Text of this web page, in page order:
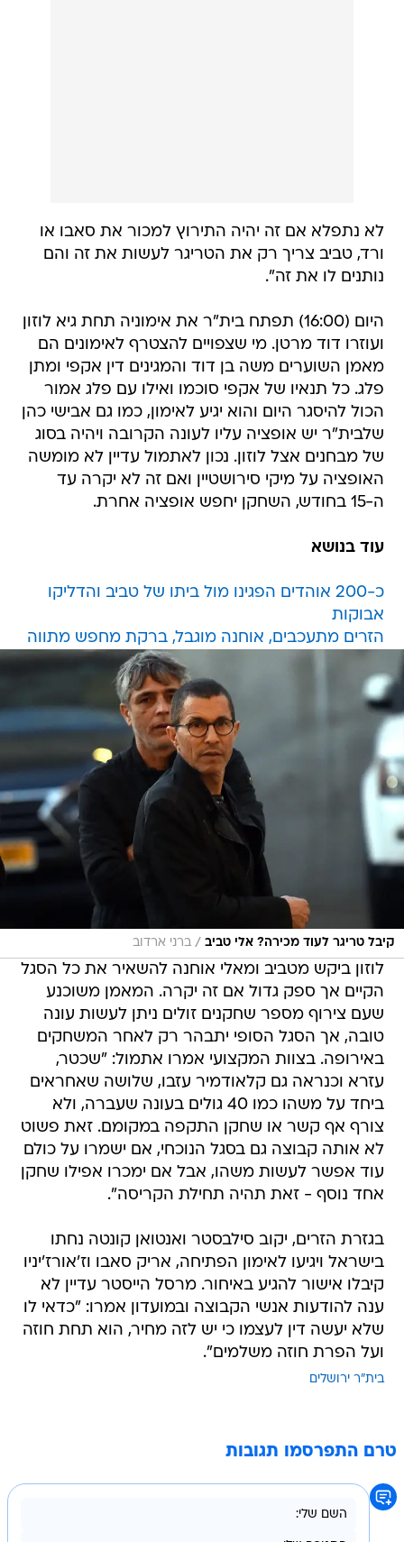
לא נתפלא אם זה יהיה התירוץ למכור את סאבו או
ורד, טביב צריך רק את הטריגר לעשות את זה והם
נותנים לו את זה".
היום (16:00) תפתח בית"ר את אימוניה תחת גיא לוזון
ועוזרו דוד מרטן. מי שצפויים להצטרף לאימונים הם
מאמן השוערים משה בן דוד והמגינים דין אקפי ומתן
פלג. כל תנאיו של אקפי סוכמו ואילו עם פלג אמור
הכול להיסגר היום והוא יגיע לאימון, כמו גם אבישי כהן
שלבית"ר יש אופציה עליו לעונה הקרובה ויהיה בסוג
של מבחנים אצל לוזון. נכון לאתמול עדיין לא מומשה
האופציה על מיקי סירושטיין ואם זה לא יקרה עד
ה-15 בחודש, השחקן יחפש אופציה אחרת.
עוד בנושא
כ-200 אוהדים הפגינו מול ביתו של טביב והדליקו
אבוקות
הזרים מתעכבים, אוחנה מוגבל, ברקת מחפש מתווה
קיבל טריגר לעוד מכירה? אלי טביב / ברני ארדוב
לוזון ביקש מטביב ומאלי אוחנה להשאיר את כל הסגל
הקיים אך ספק גדול אם זה יקרה. המאמן משוכנע
שעם צירוף מספר שחקנים זולים ניתן לעשות עונה
טובה, אך הסגל הסופי יתבהר רק לאחר המשחקים
באירופה. בצוות המקצועי אמרו אתמול: "שכטר,
עזרא וכנראה גם קלאודמיר עזבו, שלושה שאחראים
ביחד על משהו כמו 40 גולים בעונה שעברה, ולא
צורף אף קשר או שחקן התקפה במקומם. זאת פשוט
לא אותה קבוצה גם בסגל הנוכחי, אם ישמרו על כולם
עוד אפשר לעשות משהו, אבל אם ימכרו אפילו שחקן
אחד נוסף - זאת תהיה תחילת הקריסה".
בגזרת הזרים, יקוב סילבסטר ואנטואן קונטה נחתו
בישראל ויגיעו לאימון הפתיחה, אריק סאבו וז'אורז'יניו
קיבלו אישור להגיע באיחור. מרסל הייסטר עדיין לא
ענה להודעות אנשי הקבוצה ובמועדון אמרו: "כדאי לו
שלא יעשה דין לעצמו כי יש לזה מחיר, הוא תחת חוזה
ועל הפרת חוזה משלמים".
בית"ר ירושלים
טרם התפרסמו תגובות